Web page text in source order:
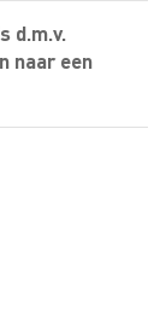
d.m.v.
naar een